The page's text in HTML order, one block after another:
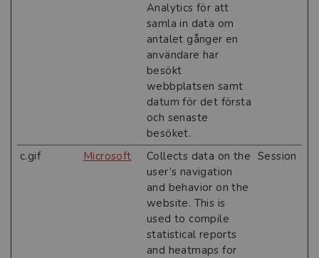
Analytics för att
samla in data om
antalet gånger en
användare har
besökt
webbplatsen samt
datum för det första
och senaste
besöket.
c.gif Microsoft
Collects data on the
user’s navigation
and behavior on the
website. This is
used to compile
statistical reports
and heatmaps for
Session